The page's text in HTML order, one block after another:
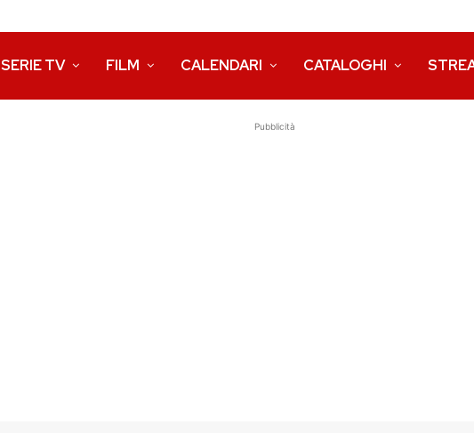
SERIE TV FILM CALENDARI CATALOGHI
Pubblicità